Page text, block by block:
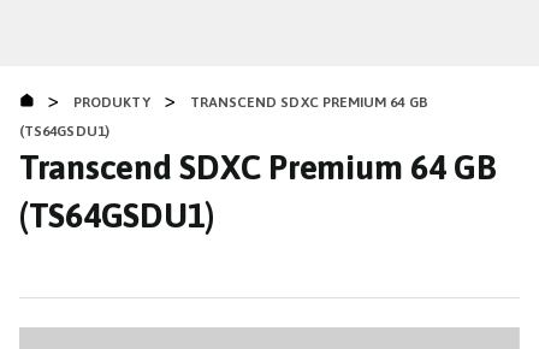
obsahu
> PRODUKTY >
TRANSCEND SDXC PREMIUM 64 GB
(TS64GSDU1)
Transcend SDXC Premium 64 GB
(TS64GSDU1)